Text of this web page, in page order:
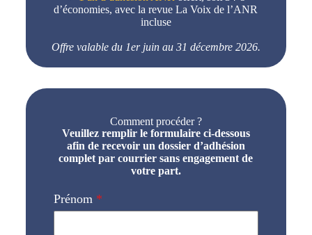
d’économies, avec la revue La Voix de l’ANR
incluse
Offre valable du 1er juin au 31 décembre 2026.
Comment procéder ?
Veuillez remplir le formulaire ci-dessous
afin de recevoir un dossier d’adhésion
complet par courrier sans engagement de
votre part.
Prénom *